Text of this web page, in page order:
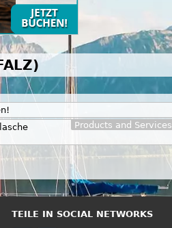
Products and Services
TEILE IN SOCIAL NETWORKS